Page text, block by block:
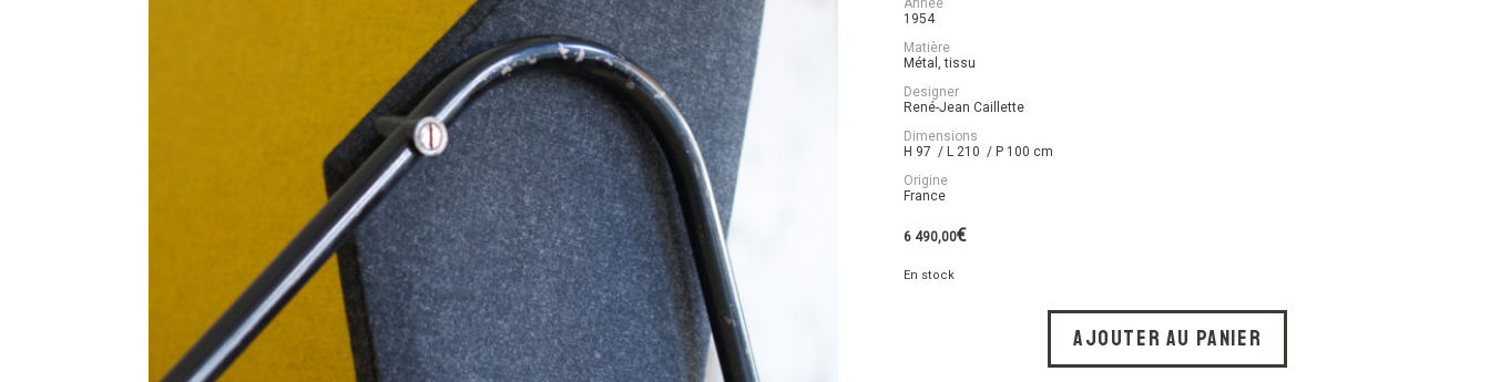
Année
1954
Matière
Métal, tissu
Designer
René-Jean Caillette
Dimensions
H 97 / L 210 / P 100 cm
Origine
France
6 490,00€
En stock
Ajouter au panier